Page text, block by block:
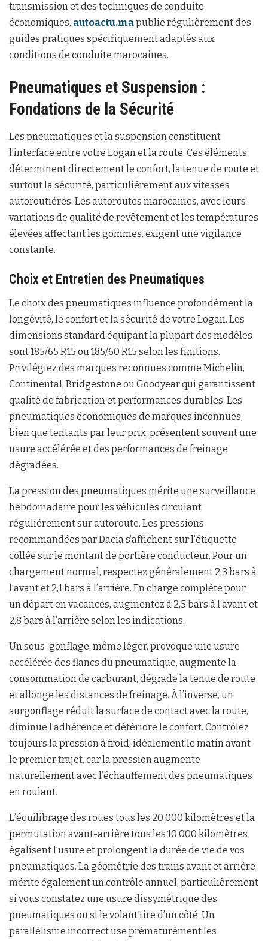
transmission et des techniques de conduite
économiques, autoactu.mapublie régulièrement des
guides pratiques spécifiquement adaptés aux
conditions de conduite marocaines.
Pneumatiques et Suspension :
Fondations de la Sécurité
Les pneumatiques et la suspension constituent
l’interface entre votre Logan et la route. Ces éléments
déterminent directement le confort, la tenue de route et
surtout la sécurité, particulièrement aux vitesses
autoroutières. Les autoroutes marocaines, avec leurs
variations de qualité de revêtement et les températures
élevées affectant les gommes, exigent une vigilance
constante.
Choix et Entretien des Pneumatiques
Le choix des pneumatiques influence profondément la
longévité, le confort et la sécurité de votre Logan. Les
dimensions standard équipant la plupart des modèles
sont 185/65 R15 ou 185/60 R15 selon les finitions.
Privilégiez des marques reconnues comme Michelin,
Continental, Bridgestone ou Goodyear qui garantissent
qualité de fabrication et performances durables. Les
pneumatiques économiques de marques inconnues,
bien que tentants par leur prix, présentent souvent une
usure accélérée et des performances de freinage
dégradées.
La pression des pneumatiques mérite une surveillance
hebdomadaire pour les véhicules circulant
régulièrement sur autoroute. Les pressions
recommandées par Dacia s’affichent sur l’étiquette
collée sur le montant de portière conducteur. Pour un
chargement normal, respectez généralement 2,3 bars à
l’avant et 2,1 bars à l’arrière. En charge complète pour
un départ en vacances, augmentez à 2,5 bars à l’avant et
2,8 bars à l’arrière selon les indications.
Un sous-gonflage, même léger, provoque une usure
accélérée des flancs du pneumatique, augmente la
consommation de carburant, dégrade la tenue de route
et allonge les distances de freinage. À l’inverse, un
surgonflage réduit la surface de contact avec la route,
diminue l’adhérence et détériore le confort. Contrôlez
toujours la pression à froid, idéalement le matin avant
le premier trajet, car la pression augmente
naturellement avec l’échauffement des pneumatiques
en roulant.
L’équilibrage des roues tous les 20 000 kilomètres et la
permutation avant-arrière tous les 10 000 kilomètres
égalisent l’usure et prolongent la durée de vie de vos
pneumatiques. La géométrie des trains avant et arrière
mérite également un contrôle annuel, particulièrement
si vous constatez une usure dissymétrique des
pneumatiques ou si le volant tire d’un côté. Un
parallélisme incorrect use prématurément les